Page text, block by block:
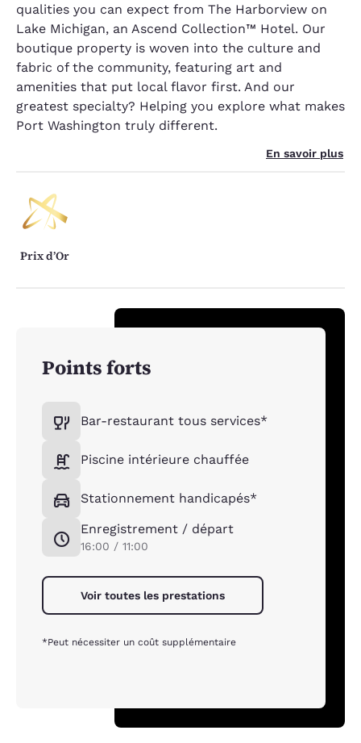
qualities you can expect from The Harborview on
Lake Michigan, an Ascend Collection™ Hotel. Our
boutique property is woven into the culture and
fabric of the community, featuring art and
amenities that put local flavor first. And our
greatest specialty? Helping you explore what makes
Port Washington truly different.
En savoir plus
Prix d’Or
Points forts
Bar-restaurant tous services*
Piscine intérieure chauffée
Stationnement handicapés*
Enregistrement / départ
16:00 / 11:00
Voir toutes les prestations
*Peut nécessiter un coût supplémentaire